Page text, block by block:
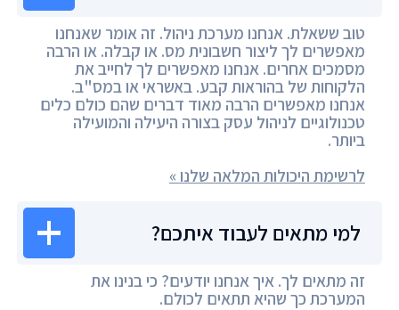
טוב ששאלת. אנחנו מערכת ניהול. זה אומר שאנחנו
מאפשרים לך ליצור חשבונית מס. או קבלה. או הרבה
מסמכים אחרים. אנחנו מאפשרים לך לחייב את
הלקוחות של בהוראות קבע. באשראי או במס"ב.
אנחנו מאפשרים הרבה מאוד דברים שהם כולם כלים
טכנולוגיים לניהול עסק בצורה היעילה והמועילה
ביותר.
לרשימת היכולות המלאה שלנו »
למי מתאים לעבוד איתכם?
זה מתאים לך. איך אנחנו יודעים? כי בנינו את
המערכת כך שהיא תתאים לכולם.